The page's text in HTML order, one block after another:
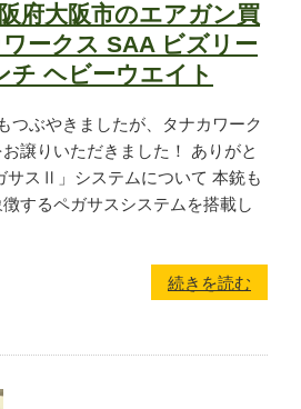
ー
ズ
府大阪市のエアガン買
ークス SAA ビズリー
チ ヘビーウエイト
つぶやきましたが、タナカワーク
譲りいただきました！ ありがと
サスⅡ」システムについて 本銃も
するペガサスシステムを搭載し
続きを読む